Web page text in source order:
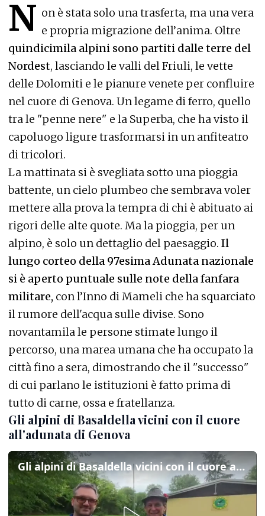
N on è stata solo una trasferta, ma una vera
e propria migrazione dell’anima. Oltre
quindicimila alpini sono partiti dalle terre del
Nordest, lasciando le valli del Friuli, le vette
delle Dolomiti e le pianure venete per confluire
nel cuore di Genova. Un legame di ferro, quello
tra le "penne nere" e la Superba, che ha visto il
capoluogo ligure trasformarsi in un anfiteatro
di tricolori.
La mattinata si è svegliata sotto una pioggia
battente, un cielo plumbeo che sembrava voler
mettere alla prova la tempra di chi è abituato ai
rigori delle alte quote. Ma la pioggia, per un
alpino, è solo un dettaglio del paesaggio. Il
lungo corteo della 97esima Adunata nazionale
si è aperto puntuale sulle note della fanfara
militare, con l’Inno di Mameli che ha squarciato
il rumore dell'acqua sulle divise. Sono
novantamila le persone stimate lungo il
percorso, una marea umana che ha occupato la
città fino a sera, dimostrando che il "successo"
di cui parlano le istituzioni è fatto prima di
tutto di carne, ossa e fratellanza.
Gli alpini di Basaldella vicini con il cuore
all'adunata di Genova
Gli alpini di Basaldella vicini con il cuore all'adunata di Genova